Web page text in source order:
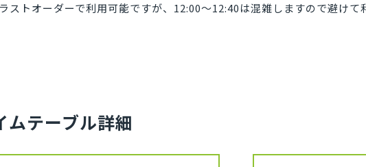
トオーダーで利用可能ですが、12:00～12:40は混雑しますので避けて
ムテーブル詳細